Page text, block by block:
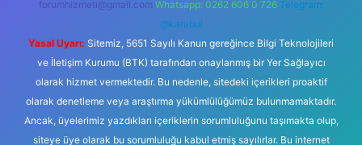
forumhizmeti@gmail.com Whatsapp: 0262 606 0 726 Telegram:
@karabul
Yasal Uyarı: Sitemiz, 5651 Sayılı Kanun gereğince Bilgi Teknolojileri
ve İletişim Kurumu (BTK) tarafından onaylanmış bir Yer Sağlayıcı
olarak hizmet vermektedir. Bu nedenle, sitedeki içerikleri proaktif
olarak denetleme veya araştırma yükümlülüğümüz bulunmamaktadır.
Ancak, üyelerimiz yazdıkları içeriklerin sorumluluğunu taşımakta olup,
siteye üye olarak bu sorumluluğu kabul etmiş sayılırlar. Bu internet